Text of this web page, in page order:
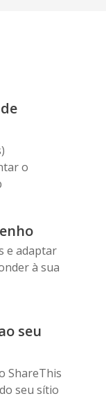
Weibo
Snapchat
o
e adaptar
à sua
seu
ShareThis
seu sítio